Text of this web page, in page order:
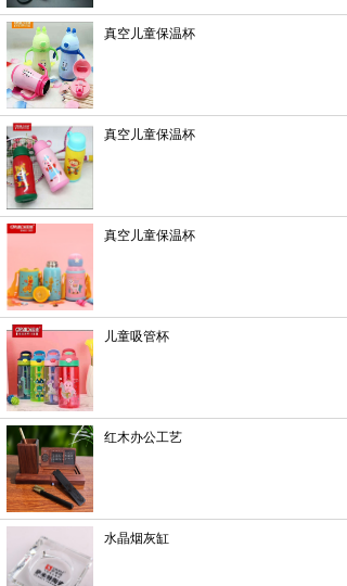
真空儿童保温杯
真空儿童保温杯
真空儿童保温杯
儿童吸管杯
红木办公工艺
水晶烟灰缸